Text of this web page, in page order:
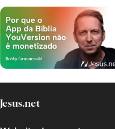
Jesus.net